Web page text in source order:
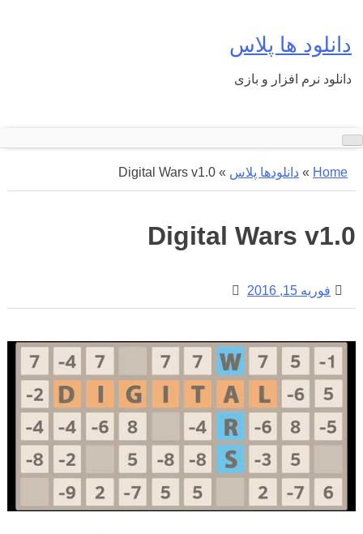
content
دانلود ها پلاس
دانلود نرم افزار و بازی
Home
» دانلودها پلاس »
Digital Wars v1.0
Digital Wars v1.0
فوریه 15, 2016